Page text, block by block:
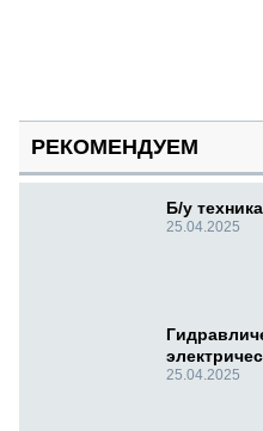
РЕКОМЕНДУЕМ
Б/у
25.04.2025
25.04.2025